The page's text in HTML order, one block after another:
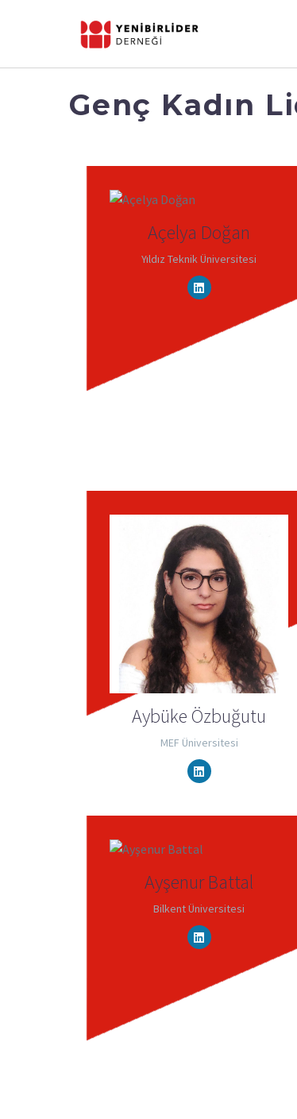
Genç Kadın
Açelya Doğan
Yıldız Teknik Üniversitesi
Aybüke Özbuğutu
MEF Üniversitesi
Ayşenur Battal
Bilkent Üniversitesi